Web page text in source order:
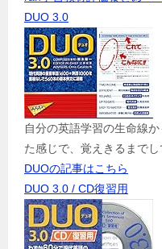
DUO 3.0
自分の英語学習の生命線
た感じで、覚えきるまでし
DUOの記事はこちら
DUO 3.0 / CD復習用